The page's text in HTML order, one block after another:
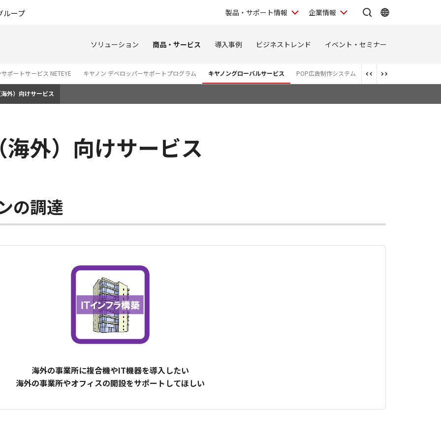
ループ 製品・サポート情報 企業情報
ソリューション 商品・サービス 導入事例 ビジネストレンド イベント・セミナー
ポートサービス NETEYE キヤノン デベロッパーサポートプログラム キヤノングローバルサービス POP広告制作システム
外）向けサービス
外）向けサービス
の調達
海外の事業所に複合機やIT機器を導入したい
海外の事業所やオフィスの開設をサポートしてほしい